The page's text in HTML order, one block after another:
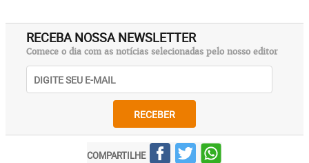
RECEBA NOSSA NEWSLETTER
Comece o dia com as notícias selecionadas pelo nosso editor
RECEBER
COMPARTILHE